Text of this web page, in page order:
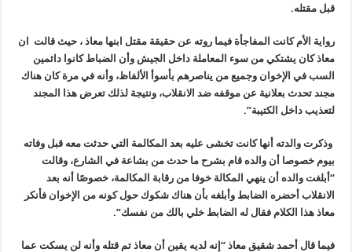
قبل مقتله.
رواية الأم كانت المفاجأة فيما روته عن حقيقة مقتل ابنها معاذ ، حيث قالت ان
معاذ كان يشتكي من سوء المعاملة داخل الجيش وأن الضباط كانوا دائمين
السب في الإخوان وجميع من يناصرهم بأسوأ الألفاظ، وأنه في مرة كان هناك
مجند تحدث بعلانية عن موقفه ضد الانقلاب، ونتيجة لذلك تعرض هذا المجند
لتعذيب داخل الكتيبة”.
وذكرت والدته أنها كانت تخشى عليه بعد المكالمة التي حدثت معه قبل وفاته
بيوم خصوصا أن والده قام بشرح ما حدث من بشاعة في الشارع، وقالت
“أبلغت والده أن ينهي المكالة خوفا من رقابة المكالمة، خصوصًا أنه بعد
الانقلاب أحضره الضابط وأبلغه بأن هناك شكوك حول كونه من الإخوان فأنكر
معاذ هذا الكلام فقال له الضابط خلي بالك من نفسك”.
فيما قال أحمد شقيق معاذ “إنه لديه يقين أن معاذ تم قتله وأنه لن يسكت عما